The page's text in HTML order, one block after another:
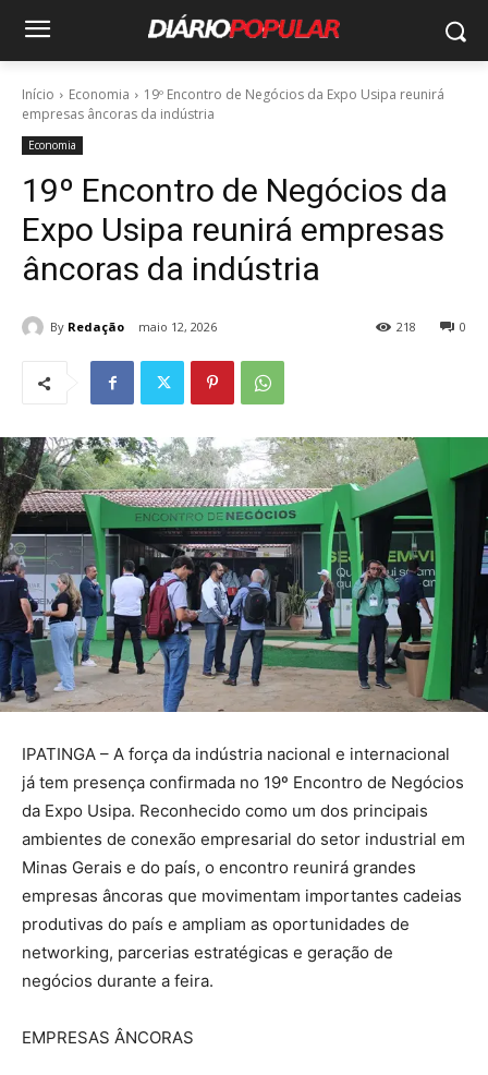
Início Economia
19º Encontro de Negócios da Expo Usipa reunirá
empresas âncoras da indústria
Economia
19º Encontro de Negócios da
Expo Usipa reunirá empresas
âncoras da indústria
By Redação maio 12, 2026 0
218
IPATINGA – A força da indústria nacional e internacional
já tem presença confirmada no 19º Encontro de Negócios
da Expo Usipa. Reconhecido como um dos principais
ambientes de conexão empresarial do setor industrial em
Minas Gerais e do país, o encontro reunirá grandes
empresas âncoras que movimentam importantes cadeias
produtivas do país e ampliam as oportunidades de
networking, parcerias estratégicas e geração de
negócios durante a feira.
EMPRESAS ÂNCORAS